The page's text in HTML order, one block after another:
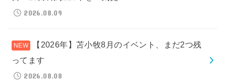
2026.08.09
【2026年】苫小牧8月のイベント、まだ2つ残
ってます
2026.08.08